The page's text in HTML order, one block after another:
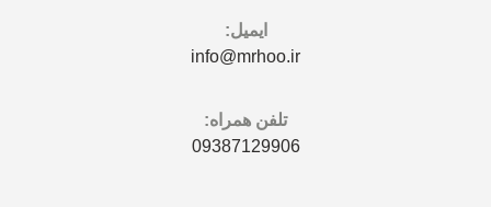
ایمیل:
info@mrhoo.ir
تلفن همراه:
09387129906